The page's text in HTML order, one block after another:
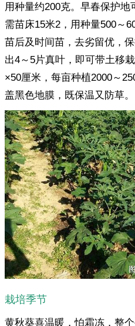
用种量约200克。早春保护地
需苗床15米2，用种量500～
苗后及时间苗，去劣留优，
出4～5片真叶，即可带土移
×50厘米，每亩种植2000～
盖黑色地膜，既保温又防草。
栽培季节
黄秋葵喜温暖，怕霜冻，整